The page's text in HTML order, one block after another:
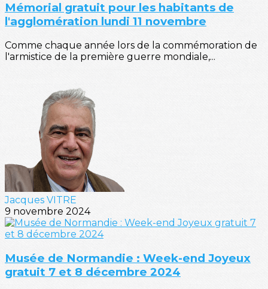
Mémorial gratuit pour les habitants de
l'agglomération lundi 11 novembre
Comme chaque année lors de la commémoration de
l'armistice de la première guerre mondiale,...
Jacques VITRE
9 novembre 2024
Musée de Normandie : Week-end Joyeux
gratuit 7 et 8 décembre 2024